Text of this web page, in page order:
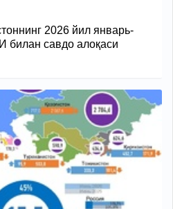
2026 йил январь-
билан савдо алоқаси